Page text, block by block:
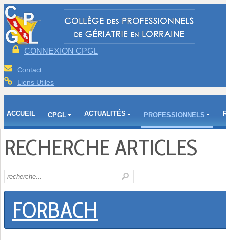
CONNEXION CPGL
Contact
Liens Utiles
ACCUEIL CPGL ACTUALITÉS PROFESSIONNELS
RECHERCHE ARTICLES
FORBACH